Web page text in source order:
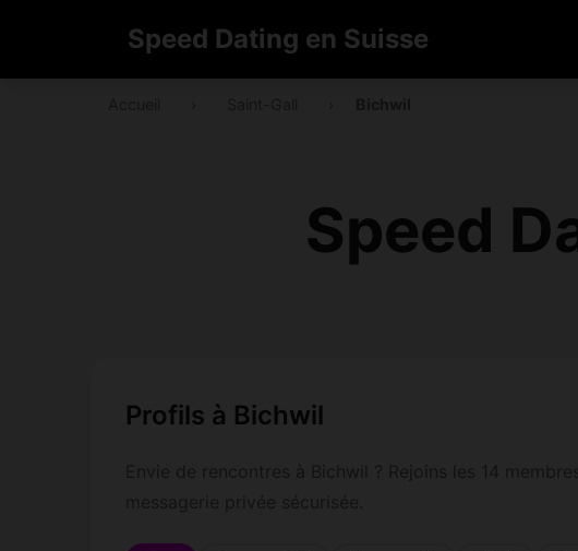
Speed Dating en Suisse
Speed
Profils à Bichwil